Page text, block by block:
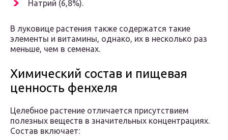
Натрий (6,8%).
В луковице растения также содержатся такие
элементы и витамины, однако, их в несколько раз
меньше, чем в семенах.
Химический состав и пищевая
ценность фенхеля
Целебное растение отличается присутствием
полезных веществ в значительных концентрациях.
Состав включает: